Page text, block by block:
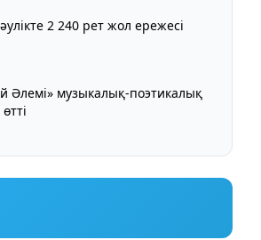
Әлемі» музыкалық-поэтикалық